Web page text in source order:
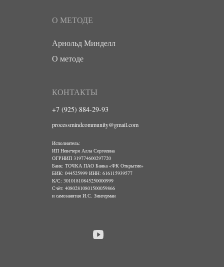
О МЕТОДЕ
КОНТАКТЫ
Арнольд Минделл
+7 (925) 884-29-93
О методе
processmindcommunity@gmail.com
Исполнитель:
ИП Невечеря Алла Сергеевна
ОГРНИП 319774600297720
Банк: ТОЧКА ПАО Банка «ФК Открытие»
БИК: 044525999 ИНН: 616115939577
К/С: 30101810845250000999
Счёт: 40802810801500059866
и самозанятая И.С. Зингерман